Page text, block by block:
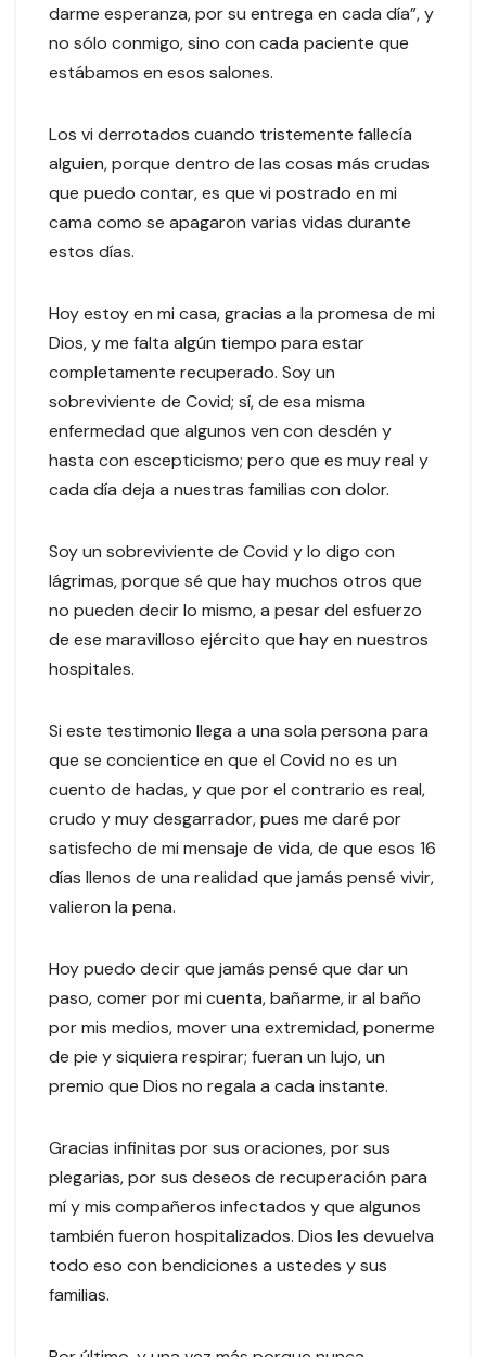
darme esperanza, por su entrega en cada día”, y
no sólo conmigo, sino con cada paciente que
estábamos en esos salones.
Los vi derrotados cuando tristemente fallecía
alguien, porque dentro de las cosas más crudas
que puedo contar, es que vi postrado en mi
cama como se apagaron varias vidas durante
estos días.
Hoy estoy en mi casa, gracias a la promesa de mi
Dios, y me falta algún tiempo para estar
completamente recuperado. Soy un
sobreviviente de Covid; sí, de esa misma
enfermedad que algunos ven con desdén y
hasta con escepticismo; pero que es muy real y
cada día deja a nuestras familias con dolor.
Soy un sobreviviente de Covid y lo digo con
lágrimas, porque sé que hay muchos otros que
no pueden decir lo mismo, a pesar del esfuerzo
de ese maravilloso ejército que hay en nuestros
hospitales.
Si este testimonio llega a una sola persona para
que se concientice en que el Covid no es un
cuento de hadas, y que por el contrario es real,
crudo y muy desgarrador, pues me daré por
satisfecho de mi mensaje de vida, de que esos 16
días llenos de una realidad que jamás pensé vivir,
valieron la pena.
Hoy puedo decir que jamás pensé que dar un
paso, comer por mi cuenta, bañarme, ir al baño
por mis medios, mover una extremidad, ponerme
de pie y siquiera respirar; fueran un lujo, un
premio que Dios no regala a cada instante.
Gracias infinitas por sus oraciones, por sus
plegarias, por sus deseos de recuperación para
mí y mis compañeros infectados y que algunos
también fueron hospitalizados. Dios les devuelva
todo eso con bendiciones a ustedes y sus
familias.